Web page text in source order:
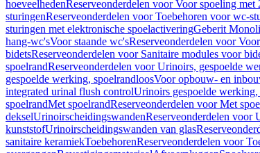
hoeveelhedenReserveonderdelen voor Voor spoeling met
sturingenReserveonderdelen voor Toebehoren voor wc-
sturingen met elektronische spoelactiveringGeberit
hang-wc'sVoor staande wc'sReserveonderdelen voor
bidetsReserveonderdelen voor Sanitaire modules voor
spoelrandReserveonderdelen voor Urinoirs, gespoelde
gespoelde werking, spoelrandloosVoor opbouw- en
integrated urinal flush controlUrinoirs gespoelde
spoelrandMet spoelrandReserveonderdelen voor Met
dekselUrinoirscheidingswandenReserveonderdelen voor
kunststofUrinoirscheidingswanden van glas
sanitaire keramiekToebehorenReserveonderdelen voor